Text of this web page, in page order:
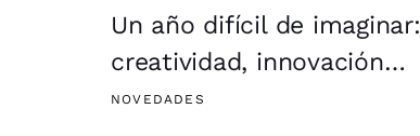
Un año difícil de imaginar:
creatividad, innovación…
NOVEDADES